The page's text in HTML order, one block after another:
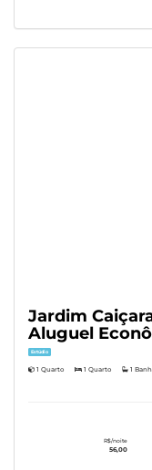
Jardim
Aluguel
Estúdio
1 Quarto 1 Quarto 1
R$/noite
56,00